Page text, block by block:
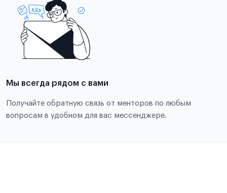
Мы всегда рядом с вами
Получайте обратную связь от менторов по любым
вопросам в удобном для вас мессенджере.